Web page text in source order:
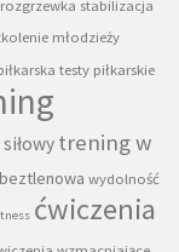
rozgrzewka stabilizacja
młodzieży
testy piłkarskie
trening w
wydolność
ćwiczenia